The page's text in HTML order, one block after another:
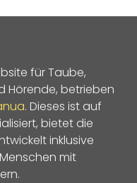
für Taube,
Hörende, betrieben
. Dieses ist auf
bietet die
inklusive
mit